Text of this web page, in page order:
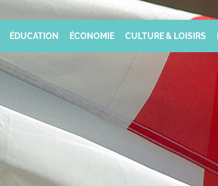
ÉDUCATION ÉCONOMIE CULTURE & LOISIRS